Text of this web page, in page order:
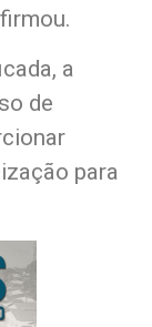
a
de
para